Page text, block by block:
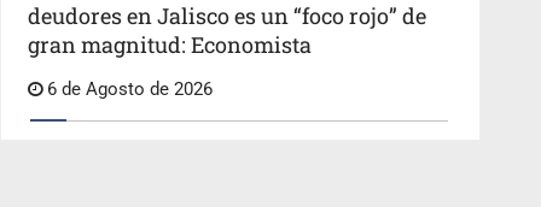
deudores en Jalisco es un “foco rojo” de
gran magnitud: Economista
6 de Agosto de 2026